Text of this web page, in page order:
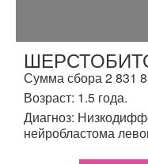
Сумма сбора 2 831
Возраст: 1.5 года.
Диагноз:
нейробластома